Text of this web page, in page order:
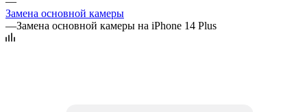
Замена основной камеры
—Замена основной камеры на iPhone 14 Plus